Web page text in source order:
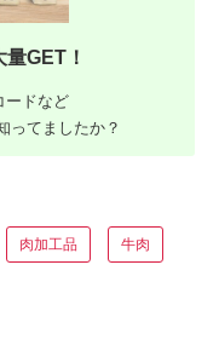
GET！
ードなど
ってましたか？
肉加工品 牛肉